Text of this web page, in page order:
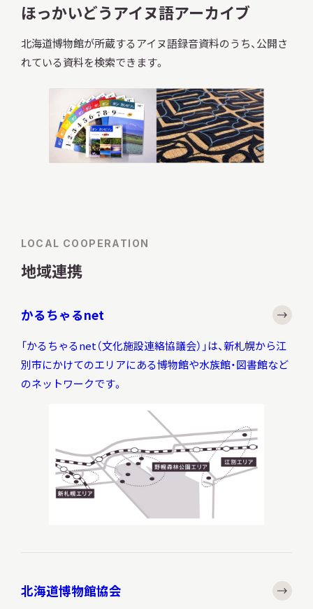
ほっかいどうアイヌ語アーカイブ
北海道博物館が所蔵するアイヌ語録音資料のうち、公開さ
れている資料を検索できます。
LOCAL COOPERATION
地域連携
かるちゃるnet
「かるちゃるnet（文化施設連絡協議会）」は、新札幌から江
別市にかけてのエリアにある博物館や水族館・図書館など
のネットワークです。
北海道博物館協会